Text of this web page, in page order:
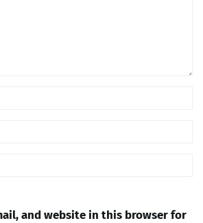
and website in this browser for